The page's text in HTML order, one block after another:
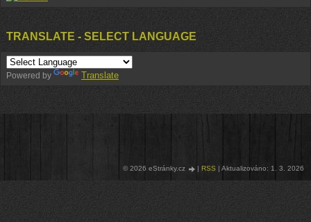
TRANSLATE - SELECT LANGUAGE
Powered by Translate
© 2026 eStránky.cz RSS Aktualizováno: 1. 3. 2026